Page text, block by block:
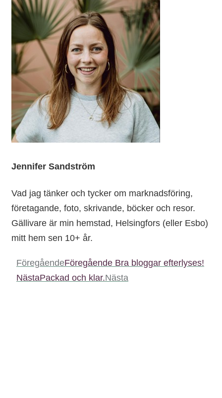
Jennifer Sandström
Vad jag tänker och tycker om marknadsföring,
företagande, foto, skrivande, böcker och resor.
Gällivare är min hemstad, Helsingfors (eller Esbo)
mitt hem sen 10+ år.
FöregåendeFöregående Bra bloggar efterlyses!
NästaPackad och klar.Nästa